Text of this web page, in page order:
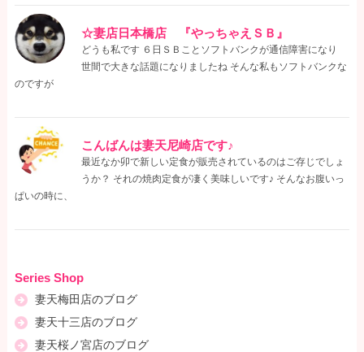
☆妻店日本橋店 『やっちゃえＳＢ』
どうも私です ６日ＳＢことソフトバンクが通信障害になり
世間で大きな話題になりましたね そんな私もソフトバンクな
のですが
こんばんは妻天尼崎店です♪
最近なか卯で新しい定食が販売されているのはご存じでしょ
うか？ それの焼肉定食が凄く美味しいです♪ そんなお腹いっ
ぱいの時に、
Series Shop
妻天梅田店のブログ
妻天十三店のブログ
妻天桜ノ宮店のブログ